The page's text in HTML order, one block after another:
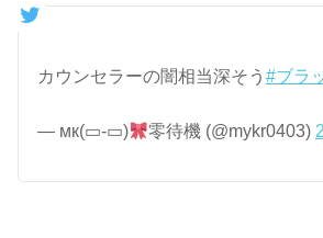
カウンセラーの闇相当深そう#ブラ
— мк(▭-▭) 零待機 (@mykr0403)